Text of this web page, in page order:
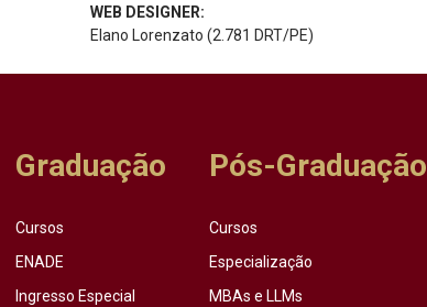
WEB DESIGNER:
Elano Lorenzato (2.781 DRT/PE)
Graduação
Cursos
ENADE
Ingresso Especial
Pós-Graduação
Cursos
Especialização
MBAs e LLMs